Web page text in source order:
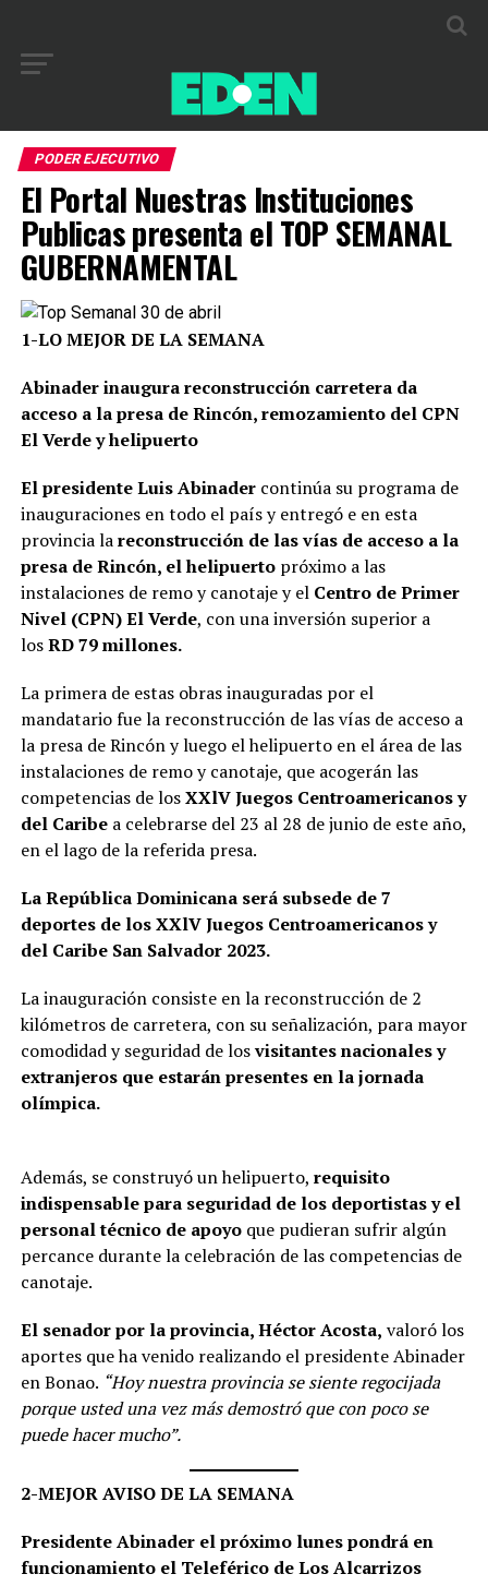
PODER EJECUTIVO
El Portal Nuestras Instituciones
Publicas presenta el TOP SEMANAL
GUBERNAMENTAL
1-LO MEJOR DE LA SEMANA
Abinader inaugura reconstrucción carretera da
acceso a la presa de Rincón, remozamiento del CPN
El Verde y helipuerto
El presidente Luis Abinadercontinúa su programa de
inauguraciones en todo el país y entregó e en esta
provincia lareconstrucción de las vías de acceso a la
presa de Rincón, el helipuertopróximo a las
instalaciones de remo y canotaje y el Centro de Primer
Nivel (CPN) El Verde, con una inversión superior a
losRD 79 millones.
La primera de estas obras inauguradas por el
mandatario fue la reconstrucción de las vías de acceso a
la presa de Rincón y luego el helipuerto en el área de las
instalaciones de remo y canotaje, que acogerán las
competencias de losXXlV Juegos Centroamericanos y
del Caribea celebrarse del 23 al 28 de junio de este año,
en el lago de la referida presa.
La República Dominicana será subsede de 7
deportes de los XXlV Juegos Centroamericanos y
del Caribe San Salvador 2023.
La inauguración consiste en la reconstrucción de 2
kilómetros de carretera, con su señalización, para mayor
comodidad y seguridad de losvisitantes nacionales y
extranjeros que estarán presentes en la jornada
olímpica.
Además, se construyó un helipuerto, requisito
indispensable para seguridad de los deportistas y el
personal técnico de apoyoque pudieran sufrir algún
percance durante la celebración de las competencias de
canotaje.
El senador por la provincia, Héctor Acosta, valoró los
aportes que ha venido realizando el presidente Abinader
en Bonao. “Hoy nuestra provincia se siente regocijada
porque usted una vez más demostró que con poco se
puede hacer mucho”.
2-MEJOR AVISO DE LA SEMANA
Presidente Abinader el próximo lunes pondrá en
funcionamiento el Teleférico de Los Alcarrizos